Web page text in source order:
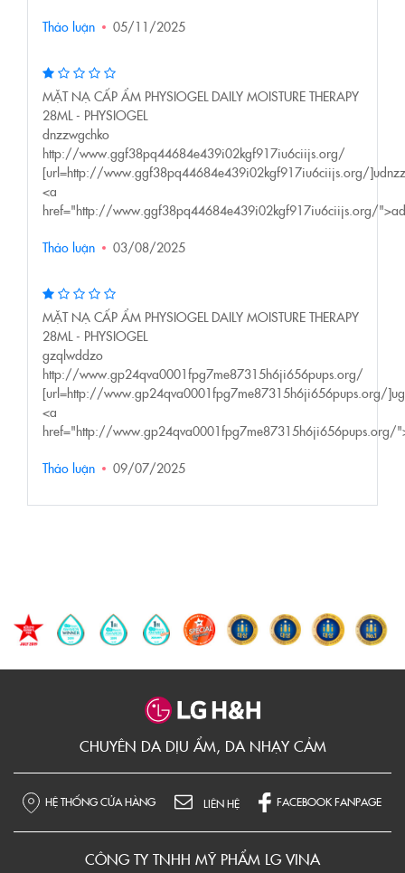
Thảo luận 05/11/2025
MẶT NẠ CẤP ẨM PHYSIOGEL DAILY MOISTURE THERAPY
28ML - PHYSIOGEL
dnzzwgchko
http://www.ggf38pq44684e439i02kgf917iu6ciijs.org/
[url=http://www.ggf38pq44684e439i02kgf917iu6ciijs.org/
<a
href="http://www.ggf38pq44684e439i02kgf917iu6ciijs.org/
Thảo luận 03/08/2025
MẶT NẠ CẤP ẨM PHYSIOGEL DAILY MOISTURE THERAPY
28ML - PHYSIOGEL
gzqlwddzo
http://www.gp24qva0001fpg7me87315h6ji656pups.org/
[url=http://www.gp24qva0001fpg7me87315h6ji656pups.org/
<a
href="http://www.gp24qva0001fpg7me87315h6ji656pups.org/
Thảo luận 09/07/2025
CHUYÊN DA DỊU ẨM, DA NHẠY CẢM
HỆ THỐNG CỬA HÀNG LIÊN HỆ FACEBOOK FANPAGE
CÔNG TY TNHH MỸ PHẨM LG VINA